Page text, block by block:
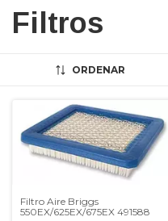
Filtros
ORDENAR
Filtro Aire Briggs
550EX/625EX/675EX 491588